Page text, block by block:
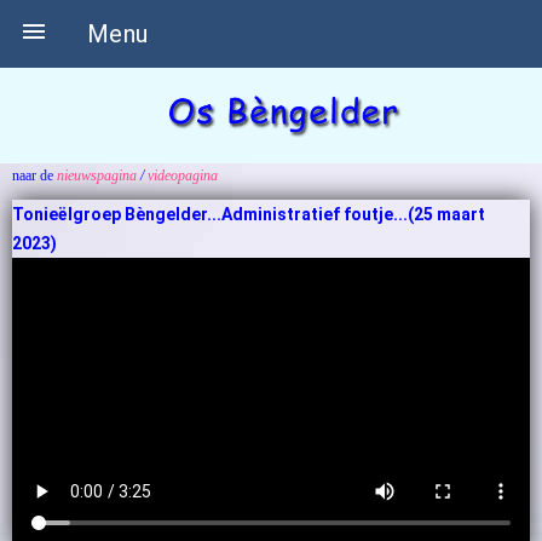
Menu

naar de nieuwspagina/videopagina
Tonieëlgroep Bèngelder...Administratief foutje...(25 maart
2023)